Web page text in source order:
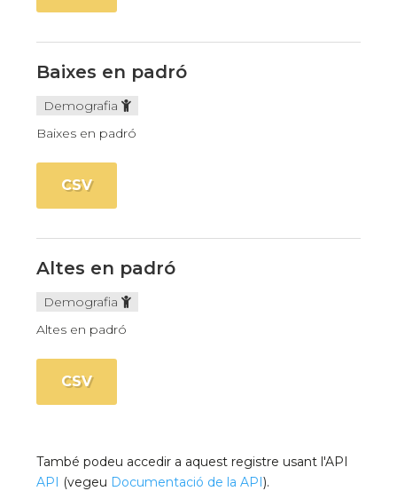
Baixes en padró
Demografia
Baixes en padró
CSV
Altes en padró
Demografia
Altes en padró
CSV
També podeu accedir a aquest registre usant l'API
API (vegeu Documentació de la API).